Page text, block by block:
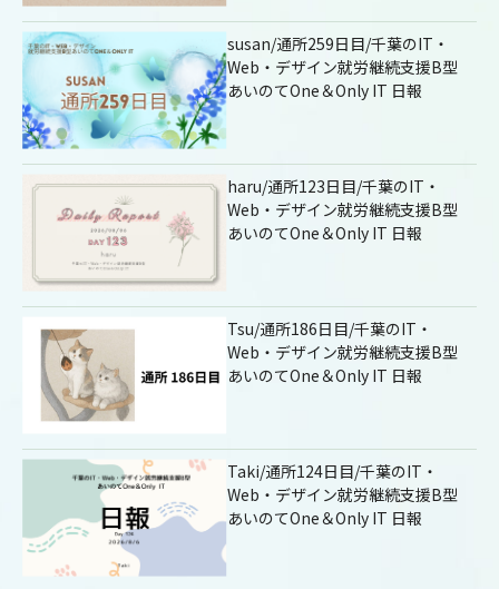
susan/通所259日目/千葉のIT・
Web・デザイン就労継続支援B型
あいのてOne＆Only IT 日報
haru/通所123日目/千葉のIT・
Web・デザイン就労継続支援B型
あいのてOne＆Only IT 日報
Tsu/通所186日目/千葉のIT・
Web・デザイン就労継続支援B型
あいのてOne＆Only IT 日報
Taki/通所124日目/千葉のIT・
Web・デザイン就労継続支援B型
あいのてOne＆Only IT 日報